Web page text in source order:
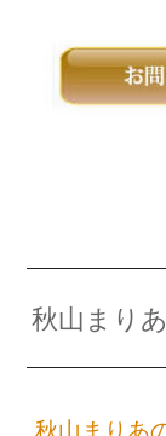
秋山まり